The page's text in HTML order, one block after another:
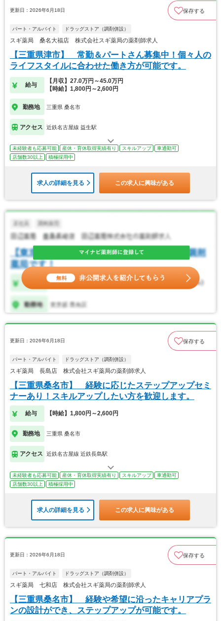
更新日：2026年6月18日 保存する
パート・アルバイト ドラッグストア（調剤併設）
スギ薬局 桑名大福店 株式会社スギ薬局の薬剤師求人
【三重県津市】 常勤＆パートさん募集中！個々人の
ライフスタイルに合わせた働き方が可能です。
給与
【月収】27.0万円～45.0万円
【時給】1,800円～2,600円
勤務地 三重県 桑名市
アクセス 近鉄名古屋線 益生駅
未経験者も応募可能 産休・育休取得実績有り スキルアップ
車通勤可
店舗数30以上
積極採用中
求人の詳細を見る この求人に興味がある
更新日：2026年6月18日 保存する
パート・アルバイト ドラッグストア（調剤併設）
スギ薬局 長島店 株式会社スギ薬局の薬剤師求人
【三重県桑名市】 経験に応じたステップアップセミ
ナーあり！スキルアップしたい方を歓迎します。
給与 【時給】1,800円～2,600円
勤務地 三重県 桑名市
アクセス 近鉄名古屋線 近鉄長島駅
未経験者も応募可能 産休・育休取得実績有り スキルアップ
車通勤可
店舗数30以上
積極採用中
求人の詳細を見る この求人に興味がある
更新日：2026年6月18日 保存する
パート・アルバイト ドラッグストア（調剤併設）
スギ薬局 七和店 株式会社スギ薬局の薬剤師求人
【三重県桑名市】 経験や希望に沿ったキャリアプラ
ンの設計ができ、ステップアップが可能です。